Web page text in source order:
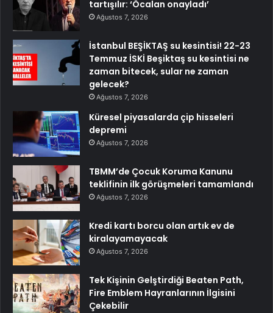
tartışılır: ‘Öcalan onayladı’
Ağustos 7, 2026
İstanbul BEŞİKTAŞ su kesintisi! 22-23
Temmuz İSKİ Beşiktaş su kesintisi ne
zaman bitecek, sular ne zaman
gelecek?
Ağustos 7, 2026
Küresel piyasalarda çip hisseleri
depremi
Ağustos 7, 2026
TBMM’de Çocuk Koruma Kanunu
teklifinin ilk görüşmeleri tamamlandı
Ağustos 7, 2026
Kredi kartı borcu olan artık ev de
kiralayamayacak
Ağustos 7, 2026
Tek Kişinin Gelştirdiği Beaten Path,
Fire Emblem Hayranlarının İlgisini
Çekebilir